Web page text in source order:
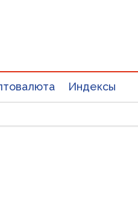
Индексы